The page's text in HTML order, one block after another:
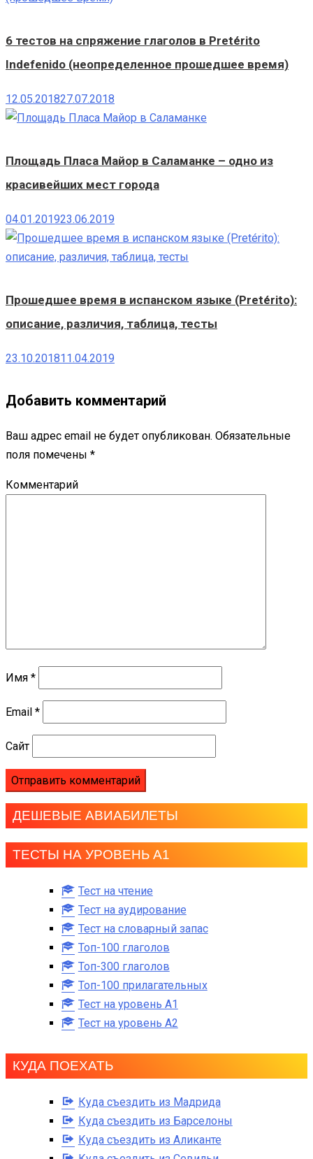
6 тестов на спряжение глаголов в Pretérito
Indefenido (неопределенное прошедшее время)
12.05.201827.07.2018
Площадь Пласа Майор в Саламанке – одно из
красивейших мест города
04.01.201923.06.2019
Прошедшее время в испанском языке (Pretérito):
описание, различия, таблица, тесты
23.10.201811.04.2019
Добавить комментарий
Ваш адрес email не будет опубликован. Обязательные
поля помечены *
Комментарий
Имя *
Email *
Сайт
ДЕШЕВЫЕ АВИАБИЛЕТЫ
ТЕСТЫ НА УРОВЕНЬ А1
Тест на чтение
Тест на аудирование
Тест на словарный запас
Топ-100 глаголов
Топ-300 глаголов
Топ-100 прилагательных
Тест на уровень A1
Тест на уровень A2
КУДА ПОЕХАТЬ
Куда съездить из Мадрида
Куда съездить из Барселоны
Куда съездить из Аликанте